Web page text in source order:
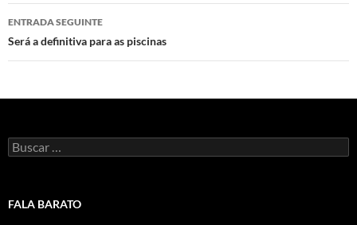
artigos
ENTRADA SEGUINTE
Será a definitiva para as piscinas
Buscar:
FALA BARATO